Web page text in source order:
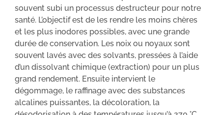
souvent subi un processus destructeur pour notre
santé. L’objectif est de les rendre les moins chères
et les plus inodores possibles, avec une grande
durée de conservation. Les noix ou noyaux sont
souvent lavés avec des solvants, pressées à l’aide
d’un dissolvant chimique (extraction) pour un plus
grand rendement. Ensuite intervient le
dégommage, le raffinage avec des substances
alcalines puissantes, la décoloration, la